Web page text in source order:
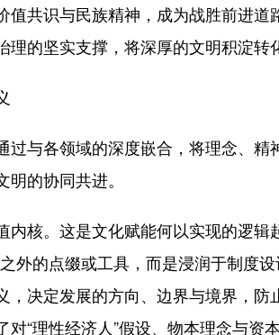
共识与民族精神，成为战胜前进
的坚实支撑，将深厚的文明积淀转
与各领域的深度嵌合，将理念、精
的协同共进。
。这是文化赋能何以实现的逻辑
外的点缀或工具，而是浸润于制度
决定发展的方向、边界与境界，
“理性经济人”假设、物本理念与资